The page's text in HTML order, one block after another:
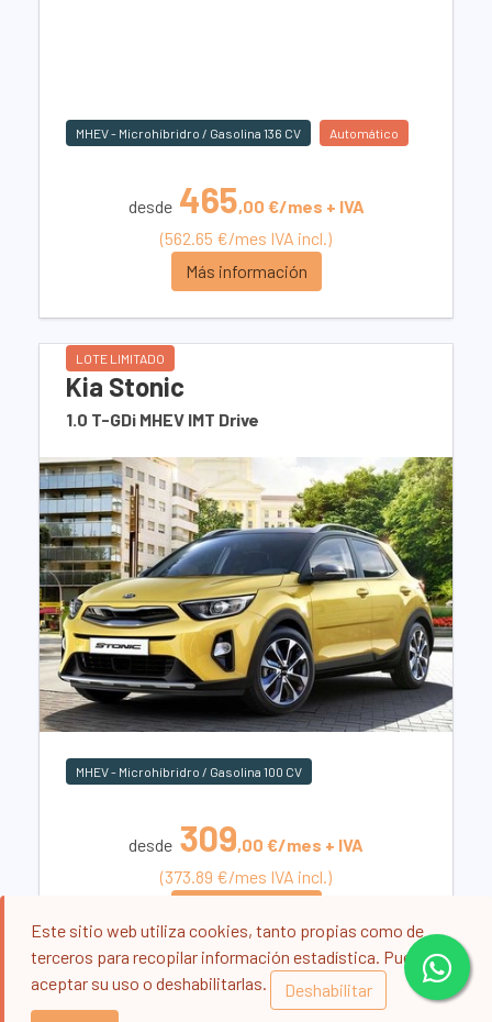
MHEV - Microhíbridro / Gasolina 136 CV Automático
desde 465,00 €/mes + IVA
(562.65 €/mes IVA incl.)
Más información
LOTE LIMITADO
Kia Stonic
1.0 T-GDi MHEV IMT Drive
MHEV - Microhíbridro / Gasolina 100 CV
desde 309,00 €/mes + IVA
(373.89 €/mes IVA incl.)
Este sitio web utiliza cookies, tanto propias como de
terceros para recopilar información estadística. Puede
aceptar su uso o deshabilitarlas.
Deshabilitar